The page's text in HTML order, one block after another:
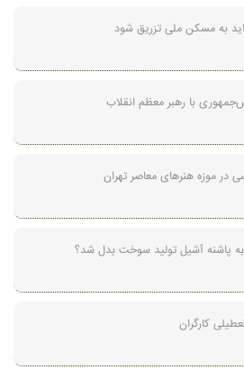
با رهبر معظم انقلاب
در موزه هنرهای معاصر تهران
پاشنه آشیل تولید سوخت بدل شد؟
کارگران